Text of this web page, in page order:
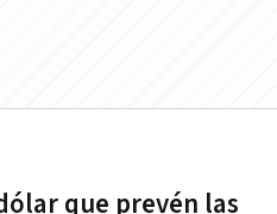
que prevén las